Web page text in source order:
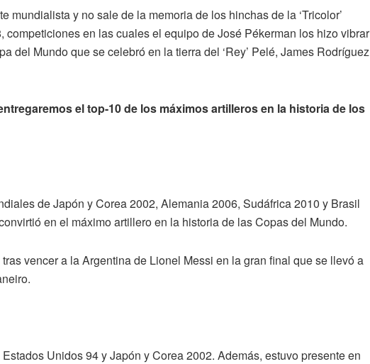
mundialista y no sale de la memoria de los hinchas de la ‘Tricolor’
en las cuales el equipo de José Pékerman los hizo vibrar
del Mundo que se celebró en la tierra del ‘Rey’ Pelé, James Rodríguez
el top-10 de los máximos artilleros en la historia de los
de Japón y Corea 2002, Alemania 2006, Sudáfrica 2010 y Brasil
en el máximo artillero en la historia de las Copas del Mundo.
vencer a la Argentina de Lionel Messi en la gran final que se llevó a
Unidos 94 y Japón y Corea 2002. Además, estuvo presente en